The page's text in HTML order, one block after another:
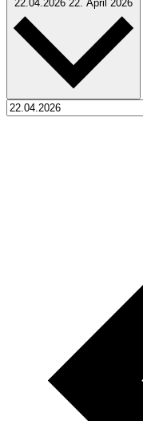
22.04.2026 22. April 2026